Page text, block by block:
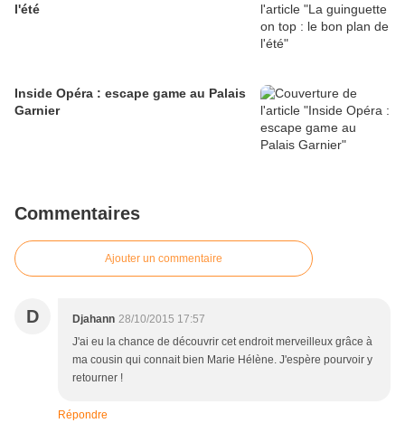
l'été
Inside Opéra : escape game au Palais
Garnier
Commentaires
Ajouter un commentaire
D Djahann 28/10/2015 17:57
J'ai eu la chance de découvrir cet endroit merveilleux grâce à
ma cousin qui connait bien Marie Hélène. J'espère pourvoir y
retourner !
Répondre